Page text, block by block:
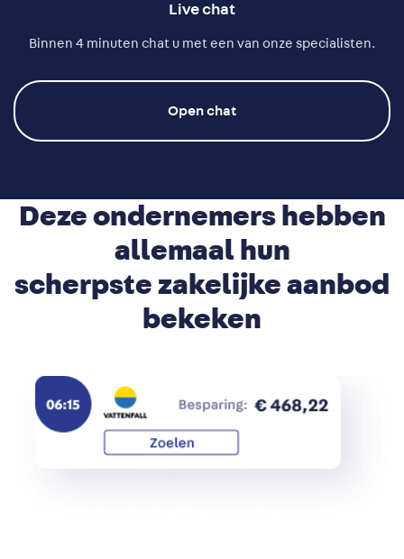
Live chat
Binnen 4 minuten chat u met een van onze specialisten.
Open chat
Deze ondernemershebben
allemaal hun
scherpste zakelijke aanbod
bekeken